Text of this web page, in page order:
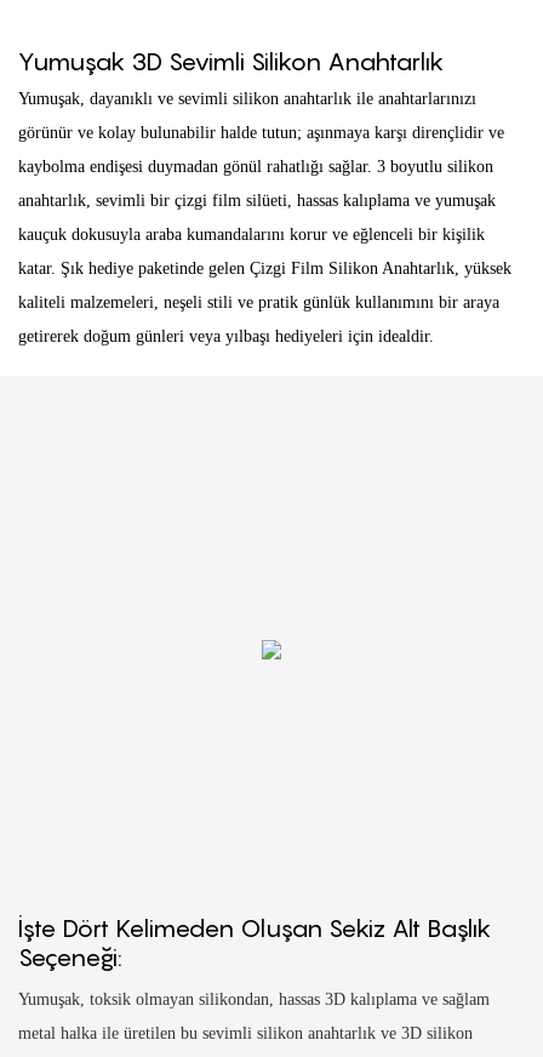
Yumuşak 3D Sevimli Silikon Anahtarlık
Yumuşak, dayanıklı ve sevimli silikon anahtarlık ile anahtarlarınızı
görünür ve kolay bulunabilir halde tutun; aşınmaya karşı dirençlidir ve
kaybolma endişesi duymadan gönül rahatlığı sağlar. 3 boyutlu silikon
anahtarlık, sevimli bir çizgi film silüeti, hassas kalıplama ve yumuşak
kauçuk dokusuyla araba kumandalarını korur ve eğlenceli bir kişilik
katar. Şık hediye paketinde gelen Çizgi Film Silikon Anahtarlık, yüksek
kaliteli malzemeleri, neşeli stili ve pratik günlük kullanımını bir araya
getirerek doğum günleri veya yılbaşı hediyeleri için idealdir.
İşte Dört Kelimeden Oluşan Sekiz Alt Başlık
Seçeneği:
Yumuşak, toksik olmayan silikondan, hassas 3D kalıplama ve sağlam
metal halka ile üretilen bu sevimli silikon anahtarlık ve 3D silikon